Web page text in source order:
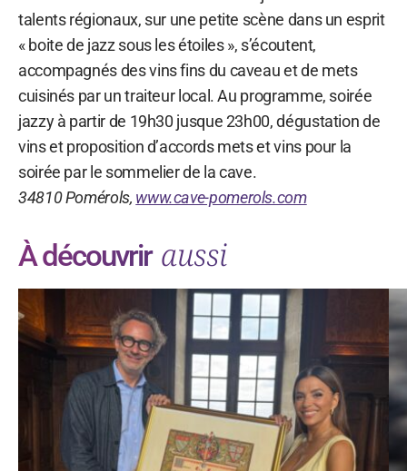
talents régionaux, sur une petite scène dans un esprit
« boite de jazz sous les étoiles », s’écoutent,
accompagnés des vins fins du caveau et de mets
cuisinés par un traiteur local. Au programme, soirée
jazzy à partir de 19h30 jusque 23h00, dégustation de
vins et proposition d’accords mets et vins pour la
soirée par le sommelier de la cave.
34810 Pomérols, www.cave-pomerols.com
À découvrir aussi